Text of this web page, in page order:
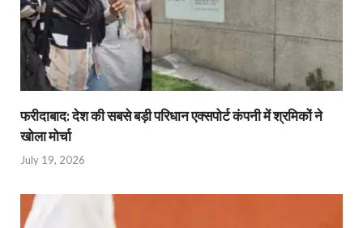
फरीदाबाद: देश की सबसे बड़ी परिधान एक्सपोर्ट कंपनी में श्रमिकों ने
खोला मोर्चा
July 19, 2026